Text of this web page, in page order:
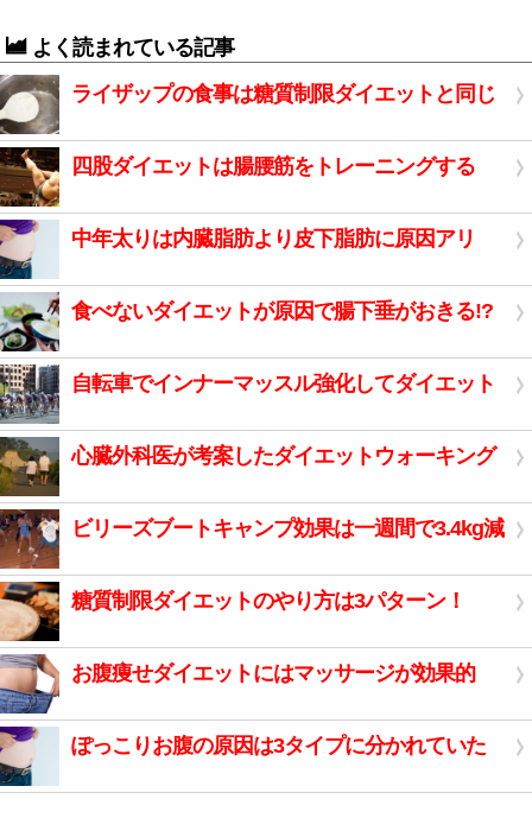
よく読まれている記事
ライザップの食事は糖質制限ダイエットと同じ
四股ダイエットは腸腰筋をトレーニングする
中年太りは内臓脂肪より皮下脂肪に原因アリ
食べないダイエットが原因で腸下垂がおきる!?
自転車でインナーマッスル強化してダイエット
心臓外科医が考案したダイエットウォーキング
ビリーズブートキャンプ効果は一週間で3.4kg減
糖質制限ダイエットのやり方は3パターン！
お腹痩せダイエットにはマッサージが効果的
ぽっこりお腹の原因は3タイプに分かれていた